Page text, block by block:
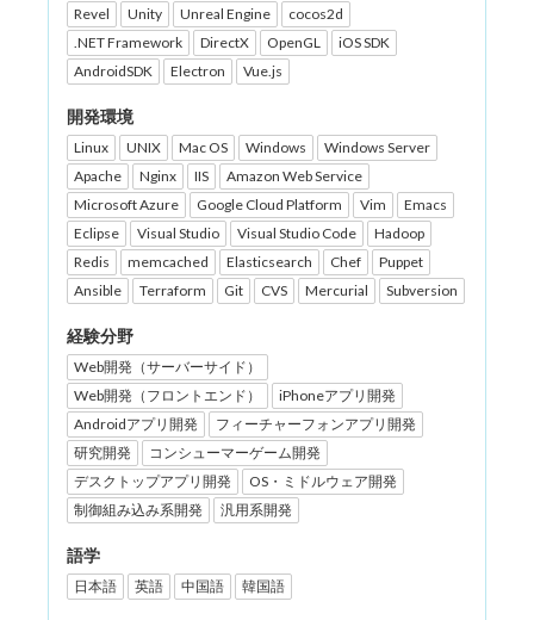
Revel
Unity Unreal Engine
cocos2d
.NET Framework
DirectX OpenGL
iOS SDK
AndroidSDK
Electron Vue.js
開発環境
Linux UNIX Mac OS Windows
Windows Server
Apache
Nginx IIS
Amazon Web Service
Microsoft Azure
Google Cloud Platform Vim
Emacs
Eclipse
Visual Studio Visual Studio Code
Hadoop
Redis
memcached Elasticsearch Chef
Puppet
Ansible
Terraform Git CVS Mercurial Subversion
経験分野
Web開発（サーバーサイド）
Web開発（フロントエンド）
iPhoneアプリ開発
Androidアプリ開発
フィーチャーフォンアプリ開発
研究開発
コンシューマーゲーム開発
デスクトップアプリ開発
OS・ミドルウェア開発
制御組み込み系開発
汎用系開発
語学
日本語 英語 中国語 韓国語